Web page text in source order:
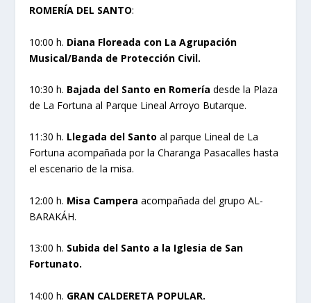
ROMERÍA DEL SANTO:
10:00 h. Diana Floreada con La Agrupación
Musical/Banda de Protección Civil.
10:30 h. Bajada del Santo en Romeríadesde la Plaza
de La Fortuna al Parque Lineal Arroyo Butarque.
11:30 h. Llegada del Santo al parque Lineal de La
Fortuna acompañada por la Charanga Pasacalles hasta
el escenario de la misa.
12:00 h. Misa Campera acompañada del grupo AL-
BARAKÁH.
13:00 h. Subida del Santo a la Iglesia de San
Fortunato.
14:00 h. GRAN CALDERETA POPULAR.